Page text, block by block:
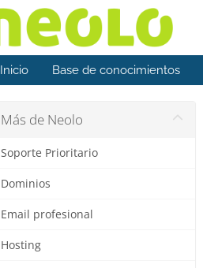
Inicio Base de conocimientos
Más de Neolo
Soporte Prioritario
Dominios
Email profesional
Hosting